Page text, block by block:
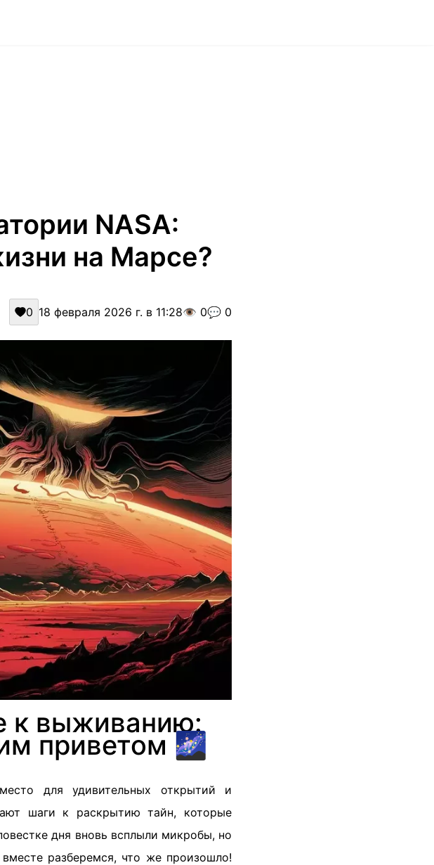
NASA:
на Марсе?
0 18 февраля 2026 г. в 11:28👁️ 0💬 0
к выживанию:
приветом 🌌
для удивительных открытий и
шаги к раскрытию тайн, которые
дня вновь всплыли микробы, но
разберемся, что же произошло!